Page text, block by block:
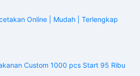
Online | Mudah | Terlengkap
Custom 1000 pcs Start 95 Ribu